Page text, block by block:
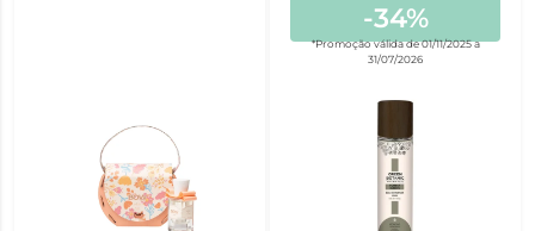
-34%
*Promoção válida de 01/11/2025 a
31/07/2026